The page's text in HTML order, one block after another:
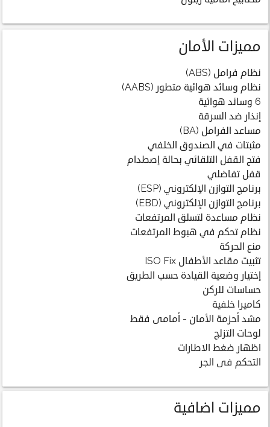
مميزات الأمان
نظام فرامل (ABS)
نظام وسائد هوائية متطور (AABS)
6 وسائد هوائية
إنذار ضد السرقة
مساعد الفرامل (BA)
مثبتات في الصندوق الخلفي
فتح القفل التلقائي بحالة إصطدام
قفل تفاضلي
برنامج التوازن الإلكتروني (ESP)
برنامج التوازن الإلكتروني (EBD)
نظام مساعدة لتسلق المرتفعات
نظام تحكم في هبوط المرتفعات
منع الحركة
تثبيت مقاعد الأطفال ISO Fix
إختيار وضعية القيادة حسب الطريق
حساسات للركن
كاميرا خلفية
مشد أحزمة الأمان - أمامى فقط
لوحات التزلج
اظهار ضغط الاطارات
التحكم فى الجر
مميزات اضافية